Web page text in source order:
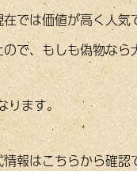
では価値が高く人
で、もしも偽物な
ます。
報はこちらから確認